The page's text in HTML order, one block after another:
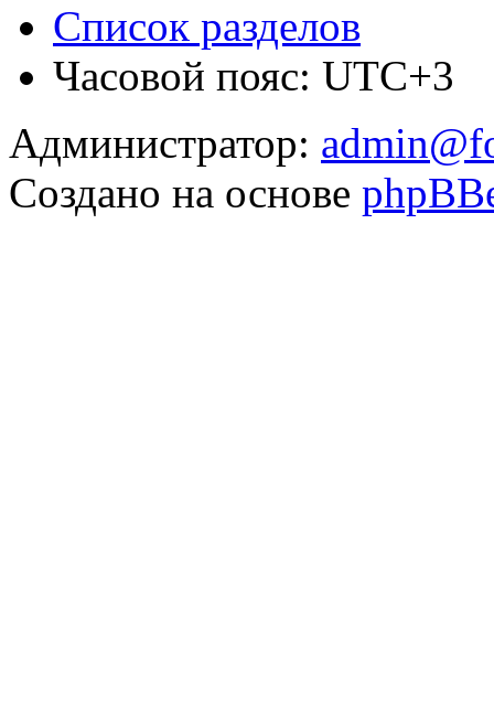
Список разделов
Часовой пояс: UTC+3
Администратор:
Создано на основе